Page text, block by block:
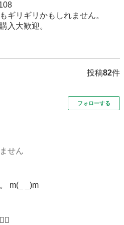
ギリギリかもしれません。
入大歓迎。
投稿82件
フォローする
せん
m(_ _)m